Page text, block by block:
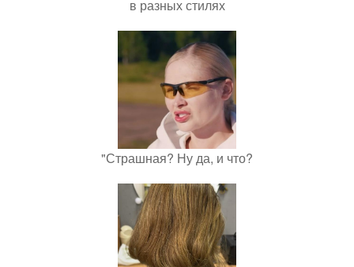
в разных стилях
"Страшная? Ну да, и что?